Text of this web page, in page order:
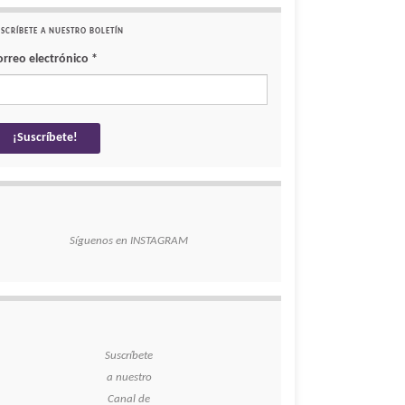
A NUESTRO BOLETÍN
electrónico *
Síguenos en INSTAGRAM
Suscríbete
a nuestro
Canal de